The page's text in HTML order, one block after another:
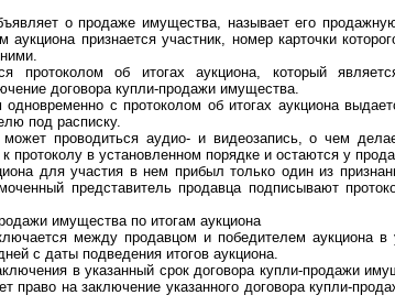
о продаже имущества, называет его
признается участник, номер карточки
об итогах аукциона, который
договора купли-продажи имущества.
с протоколом об итогах аукциона
под расписку.
проводиться аудио- и видеозапись, о чем
протоколу в установленном порядке и остаются у
для участия в нем прибыл только один из
представитель продавца подписывают
имущества по итогам аукциона
между продавцом и победителем аукциона в
с даты подведения итогов аукциона.
в указанный срок договора купли-продажи
право на заключение указанного договора купли-